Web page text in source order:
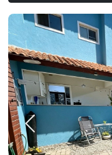
Previous